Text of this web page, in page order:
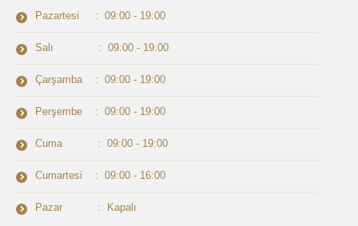
Pazartesi : 09:00 - 19:00
Salı : 09:00 - 19:00
Çarşamba : 09:00 - 19:00
Perşembe : 09:00 - 19:00
Cuma : 09:00 - 19:00
Cumartesi : 09:00 - 16:00
Pazar : Kapalı